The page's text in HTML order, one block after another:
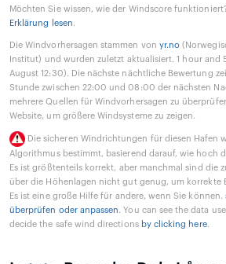
Möchten Sie wissen, wie der Windscore
Erklärung lesen.
Die Windvorhersagen stammen von yr.no
Institut) und wurden zuletzt aktualisiert. 1 hour and
August 12:30). Die nächste nächtliche Bewertung
Stunde zwischen 22:00 und 08:00 der nächsten
mehrere Quellen für Windvorhersagen zu
Website, um größere Windsysteme zu zeigen.
Die sicheren Windrichtungen für diesen Hafen
Algorithmus bestimmt, basierend darauf, wie hoch
Es ist größtenteils korrekt, aber manchmal sind die
über die Höhenlagen nicht gut genug, um korrekte
Es ist eine große Hilfe für andere, wenn Sie können.
überprüfen oder anpassen. You can see the data
decide the safe wind directions by clicking here.